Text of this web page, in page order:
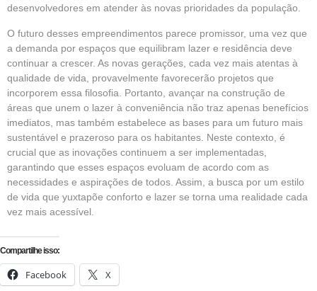
desenvolvedores em atender às novas prioridades da população.
O futuro desses empreendimentos parece promissor, uma vez que
a demanda por espaços que equilibram lazer e residência deve
continuar a crescer. As novas gerações, cada vez mais atentas à
qualidade de vida, provavelmente favorecerão projetos que
incorporem essa filosofia. Portanto, avançar na construção de
áreas que unem o lazer à conveniência não traz apenas benefícios
imediatos, mas também estabelece as bases para um futuro mais
sustentável e prazeroso para os habitantes. Neste contexto, é
crucial que as inovações continuem a ser implementadas,
garantindo que esses espaços evoluam de acordo com as
necessidades e aspirações de todos. Assim, a busca por um estilo
de vida que yuxtapõe conforto e lazer se torna uma realidade cada
vez mais acessível.
Compartilhe isso:
Facebook X